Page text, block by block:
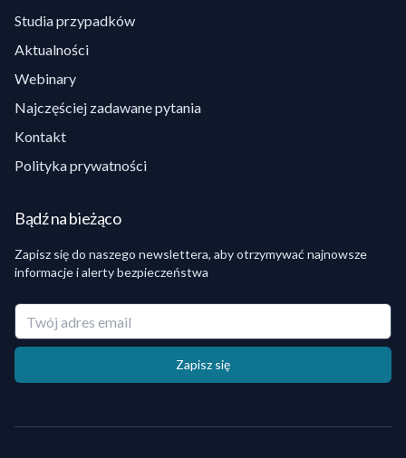
Studia przypadków
Aktualności
Webinary
Najczęściej zadawane pytania
Kontakt
Polityka prywatności
Bądź na bieżąco
Zapisz się do naszego newslettera, aby otrzymywać najnowsze
informacje i alerty bezpieczeństwa
Twój adres email
Zapisz się